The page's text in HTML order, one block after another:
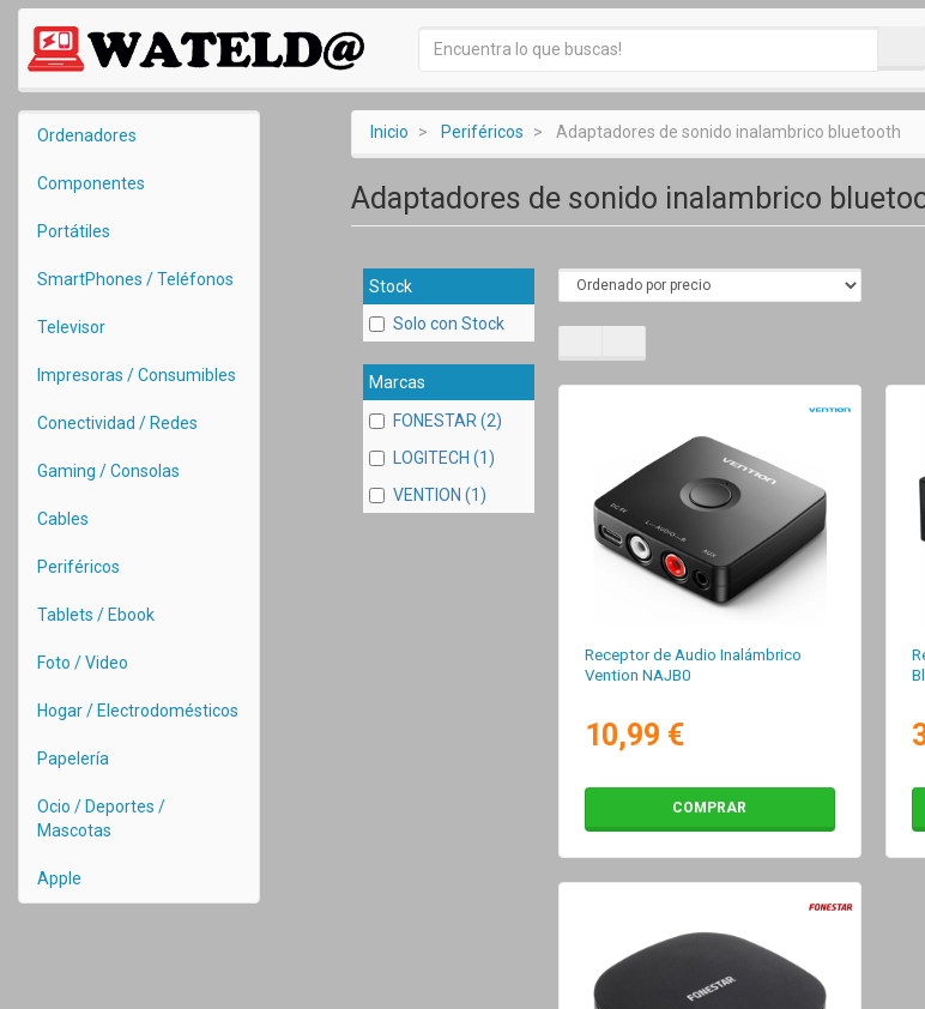
Ordenadores
Componentes
Portátiles
SmartPhones / Teléfonos
Televisor
Impresoras / Consumibles
Conectividad / Redes
Gaming / Consolas
Cables
Periféricos
Tablets / Ebook
Foto / Video
Hogar / Electrodomésticos
Papelería
Ocio / Deportes /
Mascotas
Apple
Inicio Periféricos Adaptadores de sonido inalambrico bluetooth
Adaptadores de sonido inalambrico
Stock
Solo con Stock
Marcas
FONESTAR (2)
LOGITECH (1)
VENTION (1)
Receptor de Audio Inalámbrico
Vention NAJB0
10,99 €
COMPRAR